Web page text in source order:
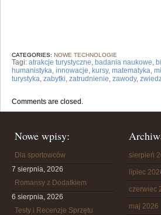
CATEGORIES: NOWE TECHNOLOGIE
Tagi: atrakcje turystyczne, badania naukowe,
humanistyka, innowacje, kursy, matematyka,
turystyka, zabytki, zatrudnienie, zawody,
Comments are closed.
Nowe wpisy:
Dla sportowców
7 sierpnia, 2026
Romansy z Dodatkiem
6 sierpnia, 2026
Testy i Recenzje Sprzętu
sierpień
lipiec
czerwiec
maj 2026